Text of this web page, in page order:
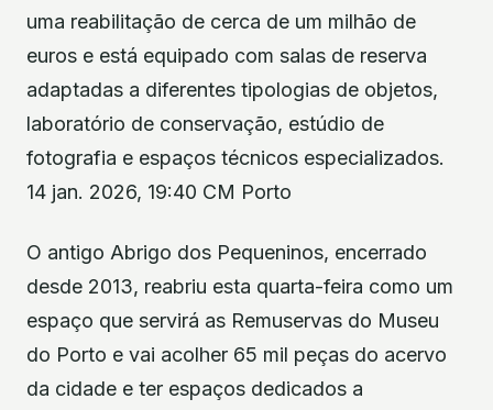
uma reabilitação de cerca de um milhão de
euros e está equipado com salas de reserva
adaptadas a diferentes tipologias de objetos,
laboratório de conservação, estúdio de
fotografia e espaços técnicos especializados.
14 jan. 2026, 19:40 CM Porto
O antigo Abrigo dos Pequeninos, encerrado
desde 2013, reabriu esta quarta-feira como um
espaço que servirá as Remuservas do Museu
do Porto e vai acolher 65 mil peças do acervo
da cidade e ter espaços dedicados a